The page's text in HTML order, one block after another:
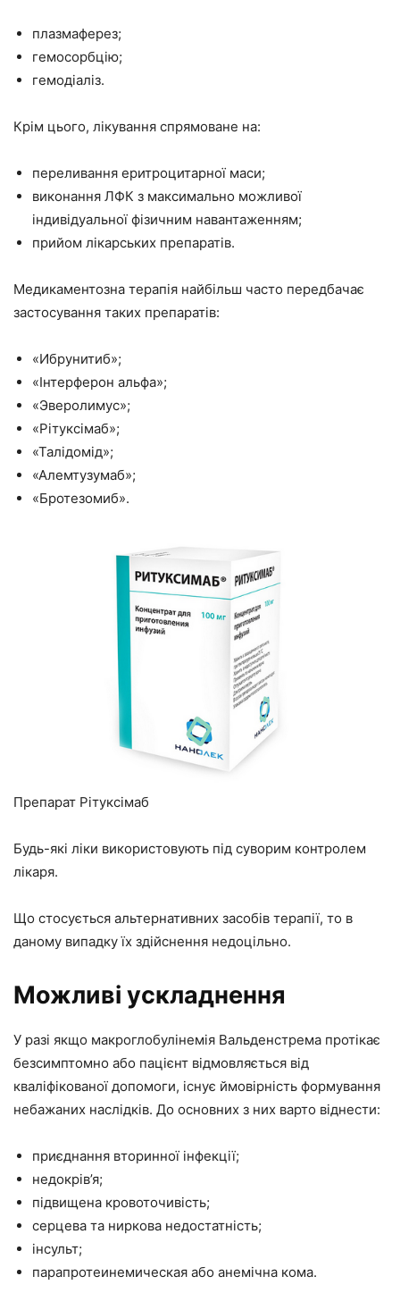
плазмаферез;
гемосорбцію;
гемодіаліз.
Крім цього, лікування спрямоване на:
переливання еритроцитарної маси;
виконання ЛФК з максимально можливої
індивідуальної фізичним навантаженням;
прийом лікарських препаратів.
Медикаментозна терапія найбільш часто передбачає
застосування таких препаратів:
«Ибрунитиб»;
«Інтерферон альфа»;
«Эверолимус»;
«Рітуксімаб»;
«Талідомід»;
«Алемтузумаб»;
«Бротезомиб».
Препарат Рітуксімаб
Будь-які ліки використовують під суворим контролем
лікаря.
Що стосується альтернативних засобів терапії, то в
даному випадку їх здійснення недоцільно.
Можливі ускладнення
У разі якщо макроглобулінемія Вальденстрема протікає
безсимптомно або пацієнт відмовляється від
кваліфікованої допомоги, існує ймовірність формування
небажаних наслідків. До основних з них варто віднести:
приєднання вторинної інфекції;
недокрів’я;
підвищена кровоточивість;
серцева та ниркова недостатність;
інсульт;
парапротеинемическая або анемічна кома.